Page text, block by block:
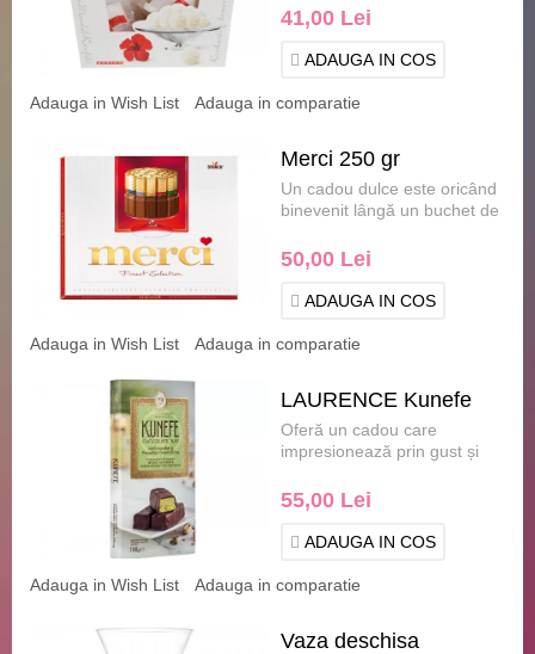
aranjament floral , tr.....
41,00 Lei
ADAUGA IN COS
Adauga in Wish List Adauga in comparatie
Merci 250 gr
Un cadou dulce este oricând
binevenit lângă un buchet de
.....
50,00 Lei
ADAUGA IN COS
Adauga in Wish List Adauga in comparatie
LAURENCE Kunefe
Ciocolată Grecească
Oferă un cadou care
impresionează prin gust și
Kunefe, o ciocolată
grecească pr.....
55,00 Lei
ADAUGA IN COS
Adauga in Wish List Adauga in comparatie
Vaza deschisa